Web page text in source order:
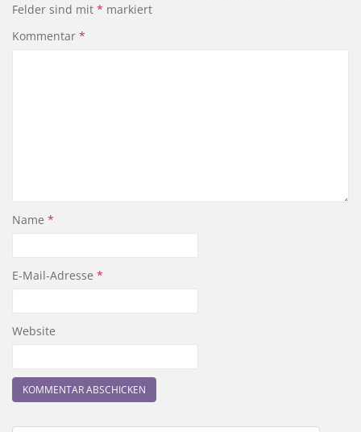
Felder sind mit * markiert
Kommentar *
Name *
E-Mail-Adresse *
Website